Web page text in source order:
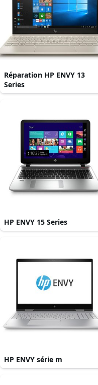
Réparation HP ENVY 13
Series
HP ENVY 15 Series
HP ENVY série m